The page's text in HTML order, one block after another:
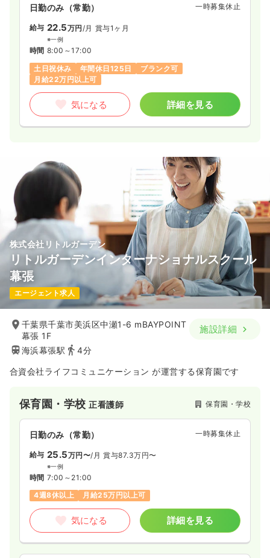
日勤のみ（常勤） 一時募集休止
給与 22.5万円/月 賞与1ヶ月
※一例
時間 8:00～17:00
土日祝休み
年間休日125日
ブランク可
月給22万円以上可
気になる 詳細を見る
株式会社リトルガーデン
リトルガーデンインターナショナルスクール
幕張
エージェント求人
千葉県千葉市美浜区中瀬1-6 mBAYPOINT
幕張 1F
海浜幕張駅
4分
施設詳細
合資会社ライフコミュニケーション が運営する保育園です
保育園・学校正看護師 保育園・学校
日勤のみ（常勤） 一時募集休止
給与 25.5万円〜/月 賞与87.3万円〜
※一例
時間 7:00～21:00
4週8休以上
月給25万円以上可
気になる 詳細を見る